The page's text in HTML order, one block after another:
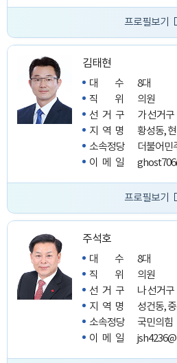
프로필보기
김태현
대수8대
직위의원
선거구
가 선거구
지역명
황성동,
소속정당
더불어민
이메일
프로필보기
주석호
대수8대
직위의원
선거구
나 선거구
지역명
성건동,
소속정당
국민의힘
이메일